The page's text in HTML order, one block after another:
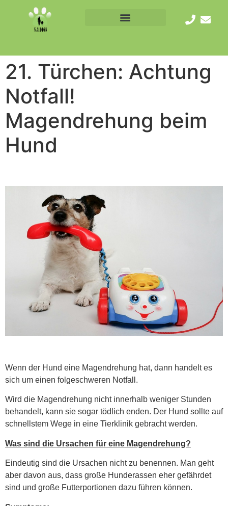
21. Türchen: Achtung
Notfall!
Magendrehung beim
Hund
Wenn der Hund eine Magendrehung hat, dann handelt es
sich um einen folgeschweren Notfall.
Wird die Magendrehung nicht innerhalb weniger Stunden
behandelt, kann sie sogar tödlich enden. Der Hund sollte auf
schnellstem Wege in eine Tierklinik gebracht werden.
Was sind die Ursachen für eine Magendrehung?
Eindeutig sind die Ursachen nicht zu benennen. Man geht
aber davon aus, dass große Hunderassen eher gefährdet
sind und große Futterportionen dazu führen können.